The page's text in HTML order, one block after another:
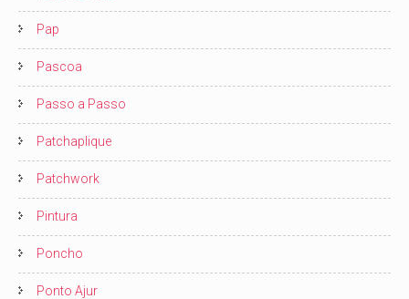
Pap
Pascoa
Passo a Passo
Patchaplique
Patchwork
Pintura
Poncho
Ponto Ajur